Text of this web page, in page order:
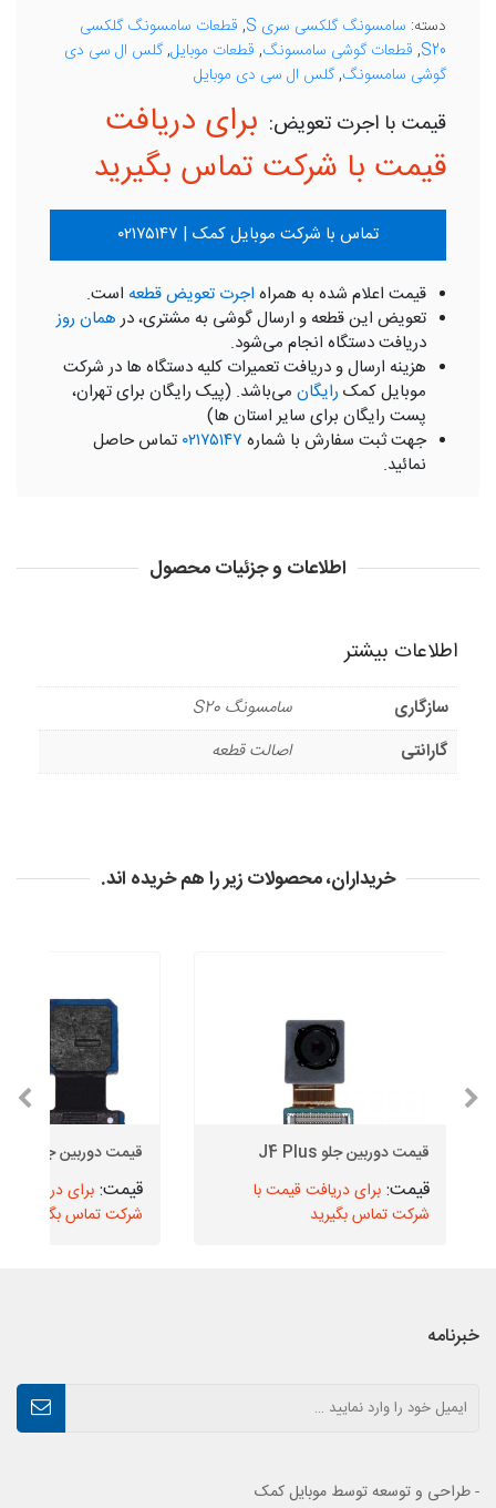
دسته: سامسونگ گلکسی سری S , قطعات سامسونگ گلکسی
S20
, قطعات گوشی سامسونگ, قطعات موبایل,گلس ال سی دی
گوشی سامسونگ,گلس ال سی دی موبایل
برای دریافت
قیمت با شرکت تماس بگیرید
تماس با شرکت موبایل کمک | ۰۲۱۷۵۱۴۷
قیمت اعلام شده به همراه اجرت تعویض قطعه است.
تعویض این قطعه و ارسال گوشی به مشتری، درهمان روز
دریافت دستگاه انجام می‌شود.
هزینه ارسال و دریافت تعمیرات کلیه دستگاه ها در شرکت
موبایل کمک رایگان می‌باشد. (پیک رایگان برای تهران،
پست رایگان برای سایر استان ها)
جهت ثبت سفارش با شماره ۰۲۱۷۵۱۴۷ تماس حاصل
نمائید.
اطلاعات و جزئیات محصول
اطلاعات بیشتر
سازگاری
سامسونگ S20
گارانتی
اصالت قطعه
خریداران، محصولات زیر را هم خریده اند.
قیمت دوربین جلو J4 Plus
برای دریافت قیمت با
شرکت تماس بگیرید
قیمت دوربین جلو J5 2016
برای دریافت
شرکت تماس بگیرید
خبرنامه
- طراحی و توسعه توسط موبایل کمک